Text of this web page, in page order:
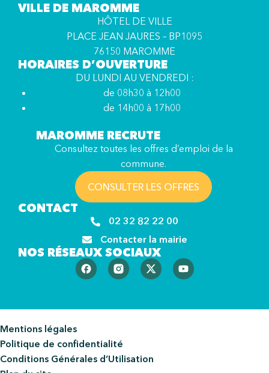
VILLE DE MAROMME
HÔTEL DE VILLE
PLACE JEAN JAURES – BP1095
76150 MAROMME
HORAIRES D’OUVERTURE
DU LUNDI AU VENDREDI :
de 08h30 à 12h00
de 14h00 à 17h00
MAROMME RECRUTE
Consultez toutes les offres d’emploi de la
commune.
CONSULTER LES OFFRES
CONTACT
02 32 82 22 00
Contacter la mairie
NOS RÉSEAUX SOCIAUX
Mentions légales
Politique de confidentialité
Conditions Générales d’Utilisation